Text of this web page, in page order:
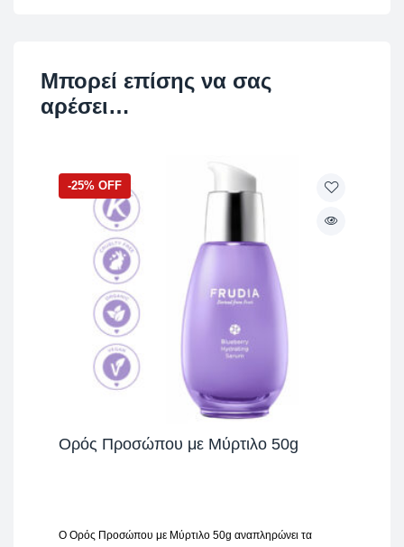
Μπορεί επίσης να σας
αρέσει…
-25% OFF
Ορός Προσώπου με Μύρτιλο 50g
Ο Ορός Προσώπου με Μύρτιλο 50g αναπληρώνει τα